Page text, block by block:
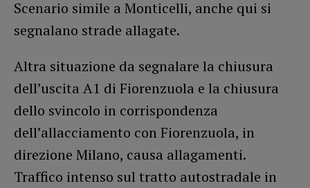
Scenario simile a Monticelli, anche qui si
segnalano strade allagate.
Altra situazione da segnalare la chiusura
dell’uscita A1 di Fiorenzuola e la chiusura
dello svincolo in corrispondenza
dell’allacciamento con Fiorenzuola, in
direzione Milano, causa allagamenti.
Traffico intenso sul tratto autostradale in